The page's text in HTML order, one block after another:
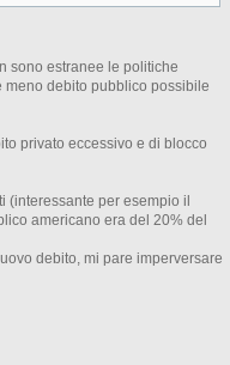
sono estranee le politiche
meno debito pubblico possibile
privato eccessivo e di blocco
per esempio il
americano era del 20% del
debito, mi pare imperversare